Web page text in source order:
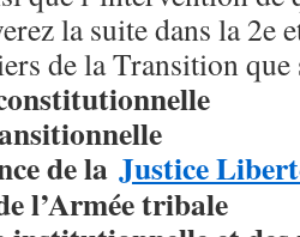
la suite dans la 2e
de la Transition que
de la Justice
l’Armée tribale